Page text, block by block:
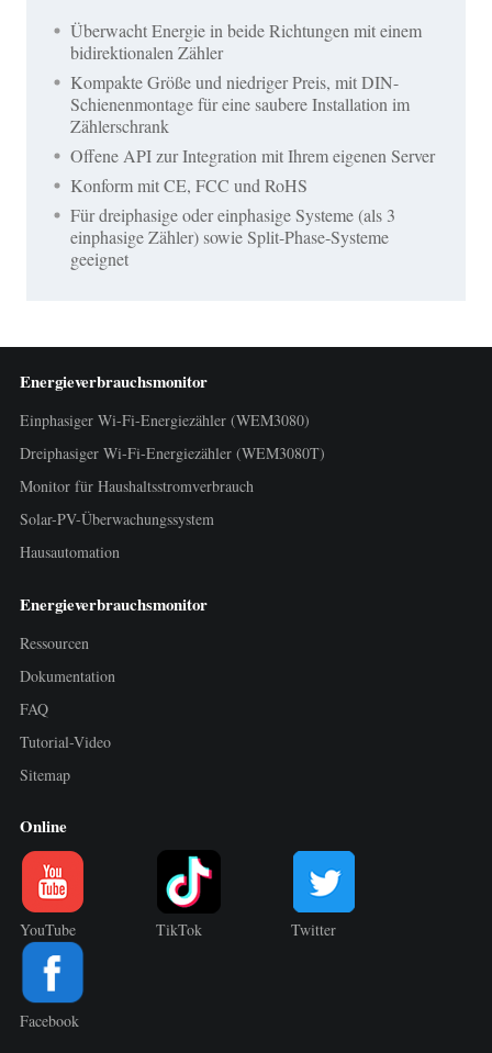
Überwacht Energie in beide Richtungen mit einem
bidirektionalen Zähler
Kompakte Größe und niedriger Preis, mit DIN-
Schienenmontage für eine saubere Installation im
Zählerschrank
Offene API zur Integration mit Ihrem eigenen Server
Konform mit CE, FCC und RoHS
Für dreiphasige oder einphasige Systeme (als 3
einphasige Zähler) sowie Split-Phase-Systeme
geeignet
Energieverbrauchsmonitor
Einphasiger Wi-Fi-Energiezähler (WEM3080)
Dreiphasiger Wi-Fi-Energiezähler (WEM3080T)
Monitor für Haushaltsstromverbrauch
Solar-PV-Überwachungssystem
Hausautomation
Energieverbrauchsmonitor
Ressourcen
Dokumentation
FAQ
Tutorial-Video
Sitemap
Online
YouTube TikTok Twitter
Facebook